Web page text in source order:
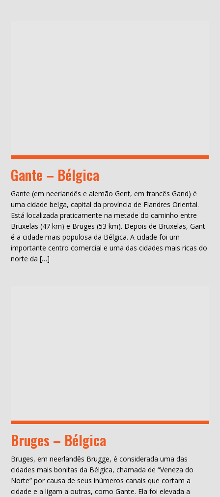
Gante – Bélgica
Gante (em neerlandês e alemão Gent, em francês Gand) é
uma cidade belga, capital da província de Flandres Oriental.
Está localizada praticamente na metade do caminho entre
Bruxelas (47 km) e Bruges (53 km). Depois de Bruxelas, Gant
é a cidade mais populosa da Bélgica. A cidade foi um
importante centro comercial e uma das cidades mais ricas do
norte da […]
Bruges – Bélgica
Bruges, em neerlandês Brugge, é considerada uma das
cidades mais bonitas da Bélgica, chamada de “Veneza do
Norte” por causa de seus inúmeros canais que cortam a
cidade e a ligam a outras, como Gante. Ela foi elevada a